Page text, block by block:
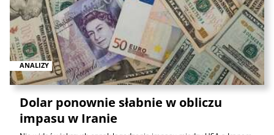
ANALIZY
Dolar ponownie słabnie w obliczu
impasu w Iranie